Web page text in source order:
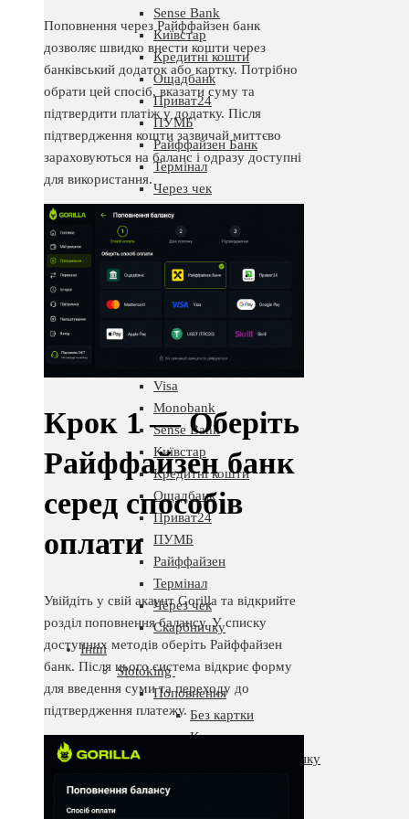
Sense Bank
Київстар
Кредитні кошти
Ощадбанк
Приват24
ПУМБ
Райффайзен Банк
Термінал
Через чек
Скарбничку
Vegas
Поповнення
Без картки
З мобільного рахунку
EasyPay
Mastercard
Visa
Monobank
Sense Bank
Київстар
Кредитні кошти
Ощадбанк
Приват24
ПУМБ
Райффайзен
Термінал
Через чек
Скарбничку
Інші
Slotoking
Поповнення
Без картки
Карткою
З мобільного рахунку
Поповнення через Райффайзен банк
дозволяє швидко внести кошти через
банківський додаток або картку. Потрібно
обрати цей спосіб, вказати суму та
підтвердити платіж у додатку. Після
підтвердження кошти зазвичай миттєво
зараховуються на баланс і одразу доступні
для використання.
Крок 1 — Оберіть
Райффайзен банк
серед способів
оплати
Увійдіть у свій акаунт Gorilla та відкрийте
розділ поповнення балансу. У списку
доступних методів оберіть Райффайзен
банк. Після цього система відкриє форму
для введення суми та переходу до
підтвердження платежу.